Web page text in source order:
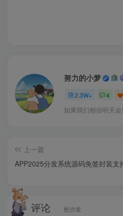
努力的小梦
2.3W+ 4
如果我们相信明天
上一篇
APP2025分发系统源码免签封装支
评论 抢沙发